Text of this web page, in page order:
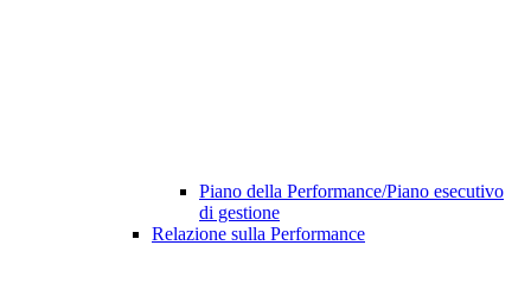
Piano della Performance/Piano esecutivo
di gestione
Relazione sulla Performance